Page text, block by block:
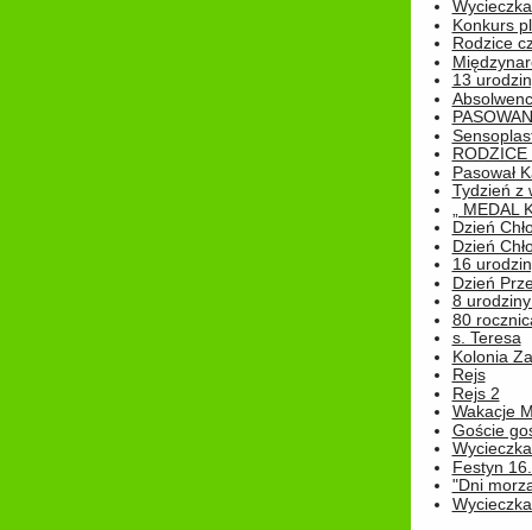
Konkurs
Rodzice
13
Pasował
Tydzień z
„
Dzień
Dzień
16
Dzień
8
80
s. Teresa
Kolonia
Rejs
Rejs 2
Wakacje
Goście
Festyn
"Dni